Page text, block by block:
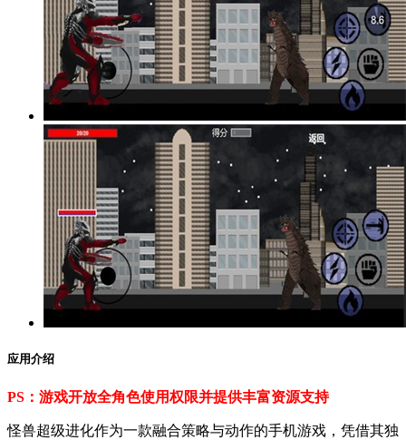
应用介绍
PS：游戏开放全角色使用权限并提供丰富资源支持
怪兽超级进化作为一款融合策略与动作的手机游戏，凭借其独